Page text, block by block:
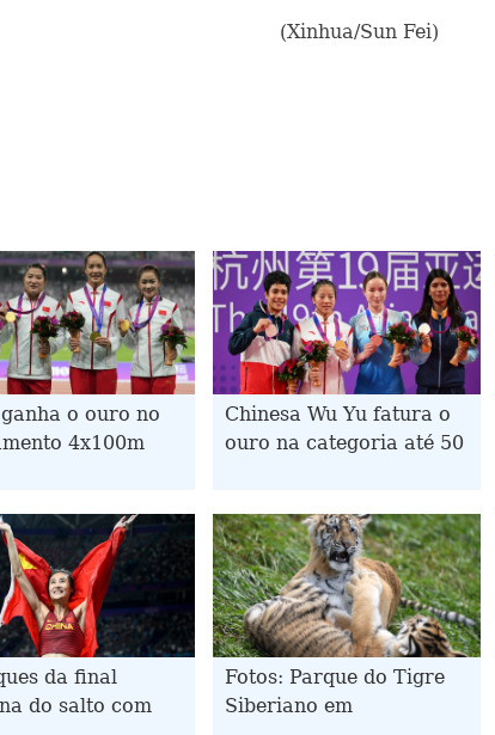
(Xinhua/Sun Fei)
o ouro no
4x100m
Chinesa Wu Yu fatura o
ouro na categoria até 50
da final
do salto com
Fotos: Parque do Tigre
Siberiano em